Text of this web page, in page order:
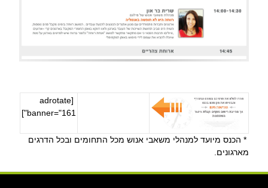
[adrotate
banner="161"]
* הכנס מיועד למנהלי משאבי אנוש מכל התחומים ובכל הדרגים
מארגונים.